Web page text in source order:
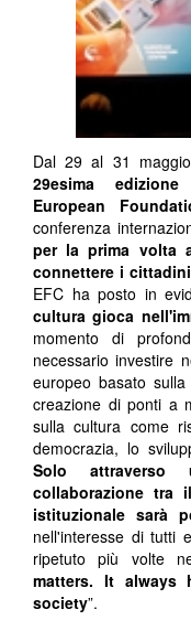
Dal 29 al 31
29esima
European
conferenza
per la prima volta
connettere i
EFC ha posto in
cultura gioca
momento di
necessario investire
europeo basato
creazione di ponti a
sulla cultura come
democrazia, lo
Solo
collaborazione tra
istituzionale sarà
nell'interesse di tutti
ripetuto più volte
matters. It
society”.